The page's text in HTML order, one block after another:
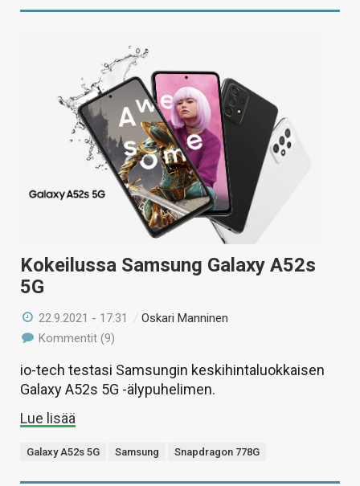
Kokeilussa Samsung Galaxy A52s
5G
22.9.2021 - 17:31 /Oskari Manninen
Kommentit (9)
io-tech testasi Samsungin keskihintaluokkaisen
Galaxy A52s 5G -älypuhelimen.
Lue lisää
Galaxy A52s 5G Samsung Snapdragon 778G